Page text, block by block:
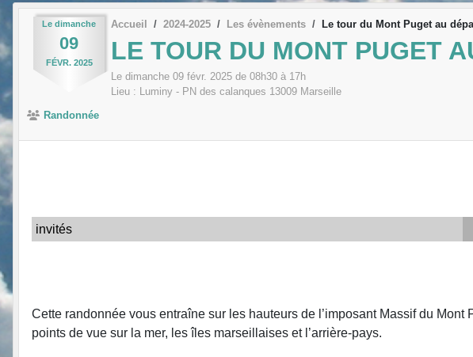
Le dimanche
09
FÉVR. 2025
Accueil 2024-2025 Les évènements Le tour du Mont Puget au
LE TOUR DU MONT PUGET
Le dimanche 09 févr. 2025 de 08h30 à 17h
Lieu : Luminy - PN des calanques 13009 Marseille
Randonnée
invités
Cette randonnée vous entraîne sur les hauteurs de l’imposant Massif du
points de vue sur la mer, les îles marseillaises et l’arrière-pays.